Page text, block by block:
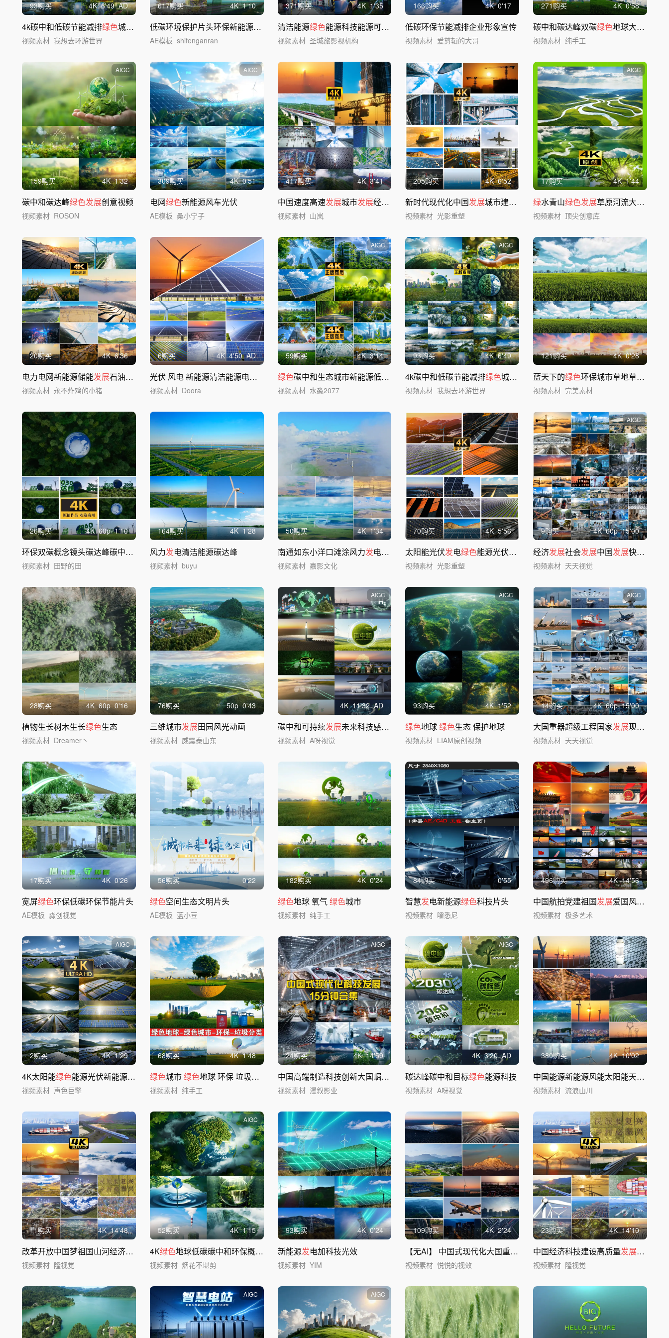
93购买 4K 6'49 AD
4k碳中和低碳节能减排绿色城市创意视频
视频素材 我想去环游世界
617购买 4K 1'10
低碳环境保护片头环保新能源片头
AE模板 shifenganran
371购买 4K 1'35
清洁能源绿色能源科技能源可持续能源电力
视频素材 圣城旅影视机构
166购买 4K 0'17
低碳环保节能减排企业形象宣传
视频素材 爱剪辑的大哥
271购买 4K 0'58
碳中和碳达峰双碳绿色地球大树生长
视频素材 纯手工
AIGC
159购买 4K 1'32
碳中和碳达峰绿色发展创意视频
视频素材 ROSON
AIGC
309购买 4K 0'51
电网绿色新能源风车光伏
AE模板 桑小宁子
417购买 4K 3'41
中国速度高速发展城市发展经济 中国梦
视频素材 山岚
205购买 4K 6'52
新时代现代化中国发展城市建设国家经济 发展
视频素材 光影重塑
AIGC
17购买 4K 1'44
绿水青山绿色发展草原河流大自然低碳环保
视频素材 顶尖创意库
20购买 4K 6'36
电力电网新能源储能发展石油石化工业基地
视频素材 永不炸鸡的小猪
6购买 4K 4'50 AD
光伏 风电 新能源清洁能源电力电网十五五
视频素材 Doora
AIGC
59购买 4K 3'14
绿色碳中和生态城市新能源低碳环保幸福生活
视频素材 水淼2077
AIGC
93购买 4K 6'49
4k碳中和低碳节能减排绿色城市创意视频
视频素材 我想去环游世界
121购买 4K 0'28
蓝天下的绿色环保城市草地草上延时4k镜头
视频素材 完美素材
26购买 4K 60p 1'10
环保双碳概念镜头碳达峰碳中和 新能源
视频素材 田野的田
164购买 4K 1'28
风力发电清洁能源碳达峰
视频素材 buyu
50购买 4K 1'34
南通如东小洋口滩涂风力发电海上风电
视频素材 嘉影文化
70购买 4K 5'56
太阳能光伏发电绿色能源光伏板特写电力电站
视频素材 光影重塑
AIGC
9购买 4K 60p 15'00
经济发展社会发展中国发展快速
视频素材 天天视觉
28购买 4K 60p 0'16
植物生长树木生长绿色生态
视频素材 Dreamer丶
76购买 50p 0'43
三维城市发展田园风光动画
视频素材 威震泰山东
AIGC
4K 11'32 AD
碳中和可持续发展未来科技感场景集合
视频素材 A呀视觉
AIGC
93购买 4K 1'52
绿色地球绿色生态 保护地球
视频素材 LIAM原创视频
AIGC
14购买 4K 60p 15'00
大国重器超级工程国家发展现代化建设合集
视频素材 天天视觉
17购买 4K 0'26
宽屏绿色环保低碳环保节能片头
AE模板 淼创视觉
56购买 0'22
绿色空间生态文明片头
AE模板 蓝小豆
182购买 4K 0'24
绿色地球 氧气绿色城市
视频素材 纯手工
84购买 0'55
智慧发电新能源绿色科技片头
视频素材 嚯悉尼
496购买 4K 14'56
中国航拍党建祖国发展爱国风景自然天安门
视频素材 极多艺术
AIGC
2购买 4K 1'29
4K太阳能绿色能源光伏新能源发 电站电网
视频素材 声色巨擎
68购买 4K 1'48
绿色城市绿色地球 环保 垃圾分类
视频素材 纯手工
AIGC
24购买 4K 14'59
中国高端制造科技创新大国崛起高质量 发展
视频素材 漫叙影业
AIGC
4K 3'20 AD
碳达峰碳中和目标绿色能源科技
视频素材 A呀视觉
380购买 4K 10'02
中国能源新能源风能太阳能天然气电力电网
视频素材 流浪山川
11购买 4K 14'48
改革开放中国梦祖国山河经济科技 发展新中国
视频素材 隆视觉
AIGC
52购买 4K 1'15
4K绿色地球低碳碳中和环保概念合集
视频素材 烟花不堪剪
93购买 4K 0'24
新能源发电加科技光效
视频素材 YIM
109购买 4K 2'24
【无AI】 中国式现代化大国重器国家 发展
视频素材 悦悦的视效
23购买 4K 14'10
中国经济科技建设高质量发展成就
视频素材 隆视觉
AIGC AIGC